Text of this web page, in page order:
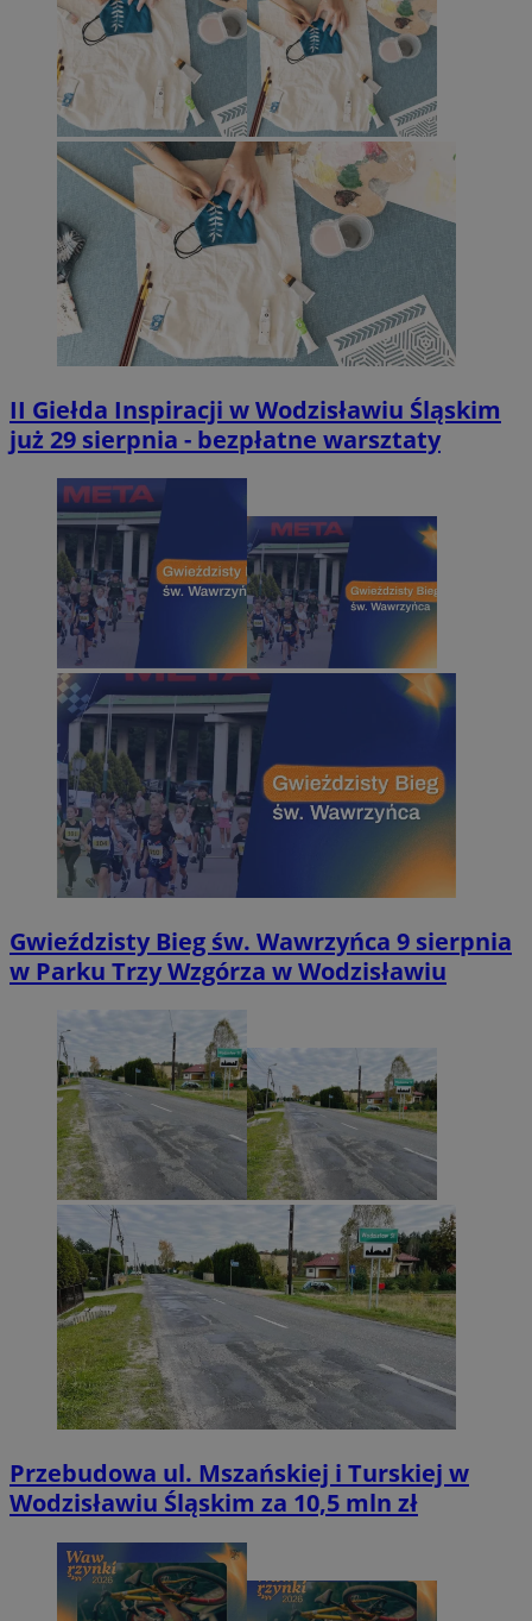
II Giełda Inspiracji w Wodzisławiu Śląskim
już 29 sierpnia - bezpłatne warsztaty
Gwieździsty Bieg św. Wawrzyńca 9 sierpnia
w Parku Trzy Wzgórza w Wodzisławiu
Przebudowa ul. Mszańskiej i Turskiej w
Wodzisławiu Śląskim za 10,5 mln zł